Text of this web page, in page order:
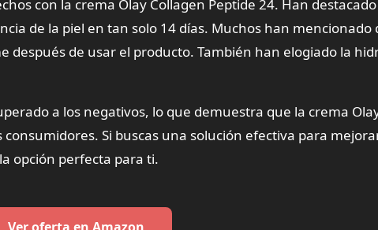
con la crema Olay Collagen Peptide 24. Han
de la piel en tan solo 14 días. Muchos han mencionado
después de usar el producto. También han elogiado la
a los negativos, lo que demuestra que la crema
Si buscas una solución efectiva para
opción perfecta para ti.